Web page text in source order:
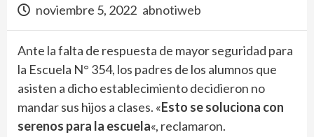
noviembre 5, 2022 abnotiweb
Ante la falta de respuesta de mayor seguridad para
la Escuela N° 354, los padres de los alumnos que
asisten a dicho establecimiento decidieron no
mandar sus hijos a clases. «Esto se soluciona con
serenos para la escuela«, reclamaron.